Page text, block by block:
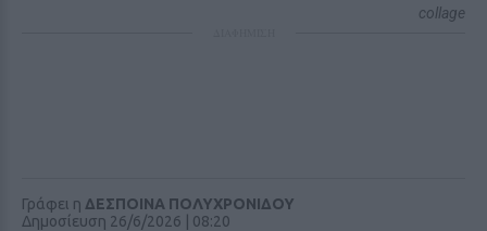
collage
Γράφει η ΔΕΣΠΟΙΝΑ ΠΟΛΥΧΡΟΝΙΔΟΥ
Δημοσίευση 26/6/2026 | 08:20